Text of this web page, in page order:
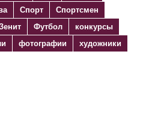
Спорт
Спортсмен
Футбол
конкурсы
фотографии
художники